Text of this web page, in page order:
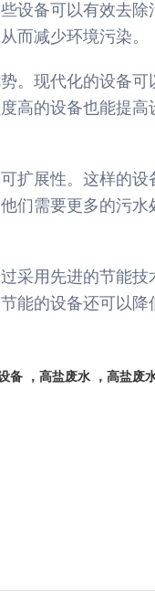
设备可以有效去
而减少环境污染。
。现代化的设备
高的设备也能提
扩展性。这样的
们需要更多的污
采用先进的节能
能的设备还可以降
备 ，高盐废水 ，高盐废